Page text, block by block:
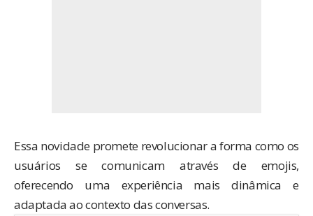
Essa novidade promete revolucionar a forma como os
usuários se comunicam através de emojis,
oferecendo uma experiência mais dinâmica e
adaptada ao contexto das conversas.